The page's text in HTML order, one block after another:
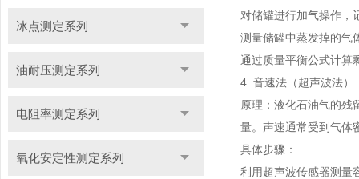
冰点测定系列
油耐压测定系列
电阻率测定系列
氧化安定性测定系列
对储罐进行加气操作，
测量储罐中蒸发掉的气
通过质量平衡公式计算
4. 音速法（超声波法）
原理：液化石油气的残
量。声速通常受到气体
具体步骤：
利用超声波传感器测量